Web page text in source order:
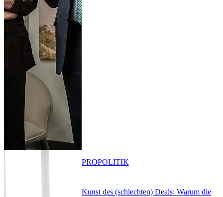
Kunst des (schlechten) Deals: Warum die
PROPOLITIK